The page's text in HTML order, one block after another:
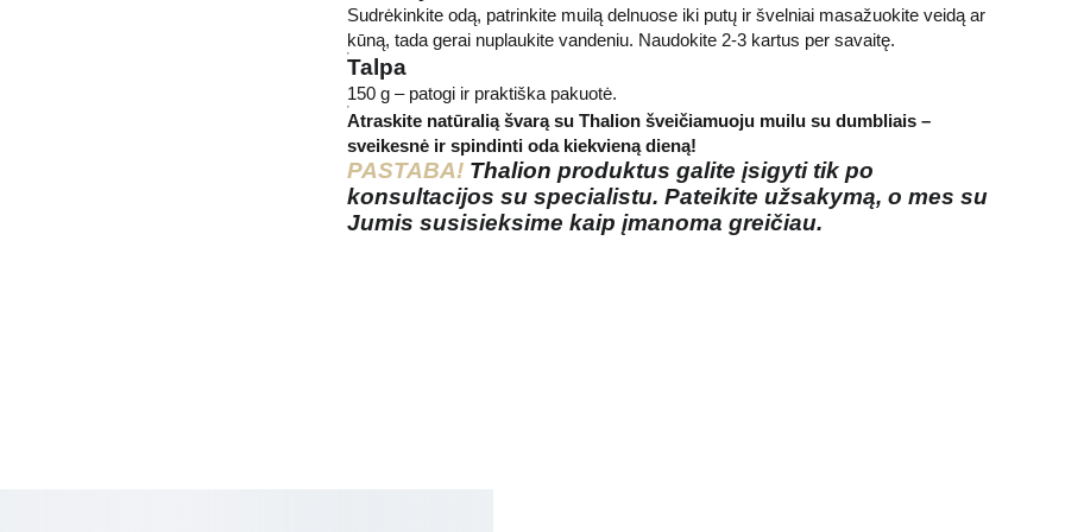
Sudrėkinkite odą, patrinkite muilą delnuose iki putų ir švelniai masažuokite veidą ar
kūną, tada gerai nuplaukite vandeniu. Naudokite 2-3 kartus per savaitę.
Talpa
150 g – patogi ir praktiška pakuotė.
Atraskite natūralią švarą su Thalion šveičiamuoju muilu su dumbliais –
sveikesnė ir spindinti oda kiekvieną dieną!
PASTABA! Thalion produktus galite įsigyti tik po
konsultacijos su specialistu. Pateikite užsakymą, o mes su
Jumis susisieksime kaip įmanoma greičiau.